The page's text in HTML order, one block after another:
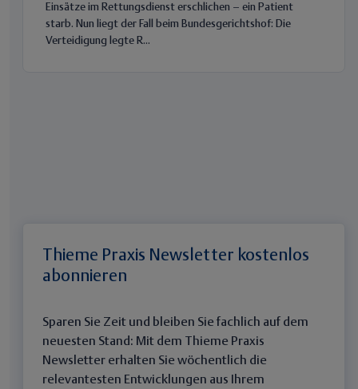
Einsätze im Rettungsdienst erschlichen – ein Patient
starb. Nun liegt der Fall beim Bundesgerichtshof: Die
Verteidigung legte R...
Thieme Praxis Newsletter kostenlos
abonnieren
Sparen Sie Zeit und bleiben Sie fachlich auf dem
neuesten Stand: Mit dem Thieme Praxis
Newsletter erhalten Sie wöchentlich die
relevantesten Entwicklungen aus Ihrem